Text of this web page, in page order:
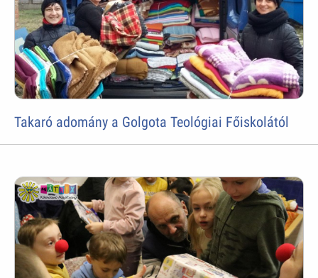
Takaró adomány a Golgota Teológiai Főiskolától